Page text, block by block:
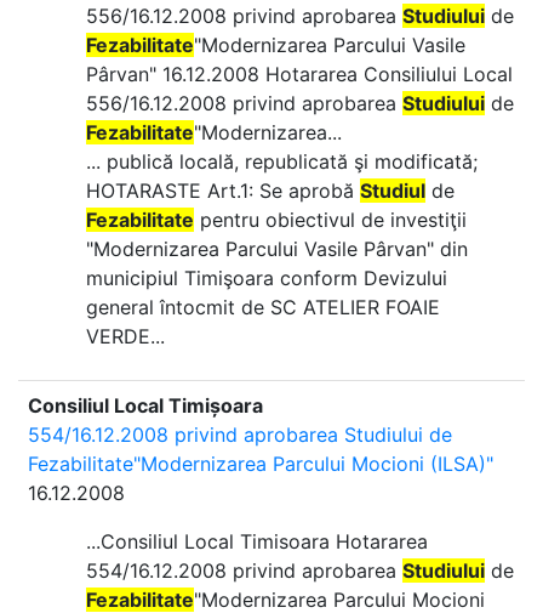
556/16.12.2008 privind aprobarea Studiului de
Fezabilitate"Modernizarea Parcului Vasile
Pârvan" 16.12.2008 Hotararea Consiliului Local
556/16.12.2008 privind aprobarea Studiului de
Fezabilitate"Modernizarea...
... publică locală, republicată şi modificată;
HOTARASTE Art.1: Se aprobă Studiul de
Fezabilitate pentru obiectivul de investiţii
"Modernizarea Parcului Vasile Pârvan" din
municipiul Timişoara conform Devizului
general întocmit de SC ATELIER FOAIE
VERDE...
Consiliul Local Timișoara
554/16.12.2008 privind aprobarea Studiului de
Fezabilitate"Modernizarea Parcului Mocioni (ILSA)"
16.12.2008
...Consiliul Local Timisoara Hotararea
554/16.12.2008 privind aprobarea Studiului de
Fezabilitate"Modernizarea Parcului Mocioni